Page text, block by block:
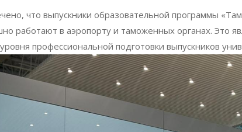
что выпускники образовательной программы
работают в аэропорту и таможенных органах. Это
профессиональной подготовки выпускников